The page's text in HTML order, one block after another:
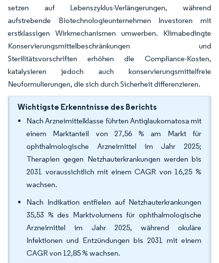
setzen auf Lebenszyklus-Verlängerungen, während
aufstrebende Biotechnologieunternehmen Investoren mit
erstklassigen Wirkmechanismen umwerben. Klimabedingte
Konservierungsmittelbeschränkungen und
Sterilitätsvorschriften erhöhen die Compliance-Kosten,
katalysieren jedoch auch konservierungsmittelfreie
Neuformulierungen, die sich durch Sicherheit differenzieren.
Wichtigste Erkenntnisse des Berichts
Nach Arzneimittelklasse führten Antiglaukomatosa mit
einem Marktanteil von 27,56 % am Markt für
ophthalmologische Arzneimittel im Jahr 2025;
Therapien gegen Netzhauterkrankungen werden bis
2031 voraussichtlich mit einem CAGR von 16,25 %
wachsen.
Nach Indikation entfielen auf Netzhauterkrankungen
35,53 % des Marktvolumens für ophthalmologische
Arzneimittel im Jahr 2025, während okuläre
Infektionen und Entzündungen bis 2031 mit einem
CAGR von 12,85 % wachsen.